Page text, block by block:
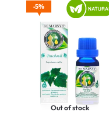
Out of stock
5%